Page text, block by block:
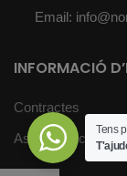
Email:
INFORMACIÓ
Contractes
Assegurances
Tens